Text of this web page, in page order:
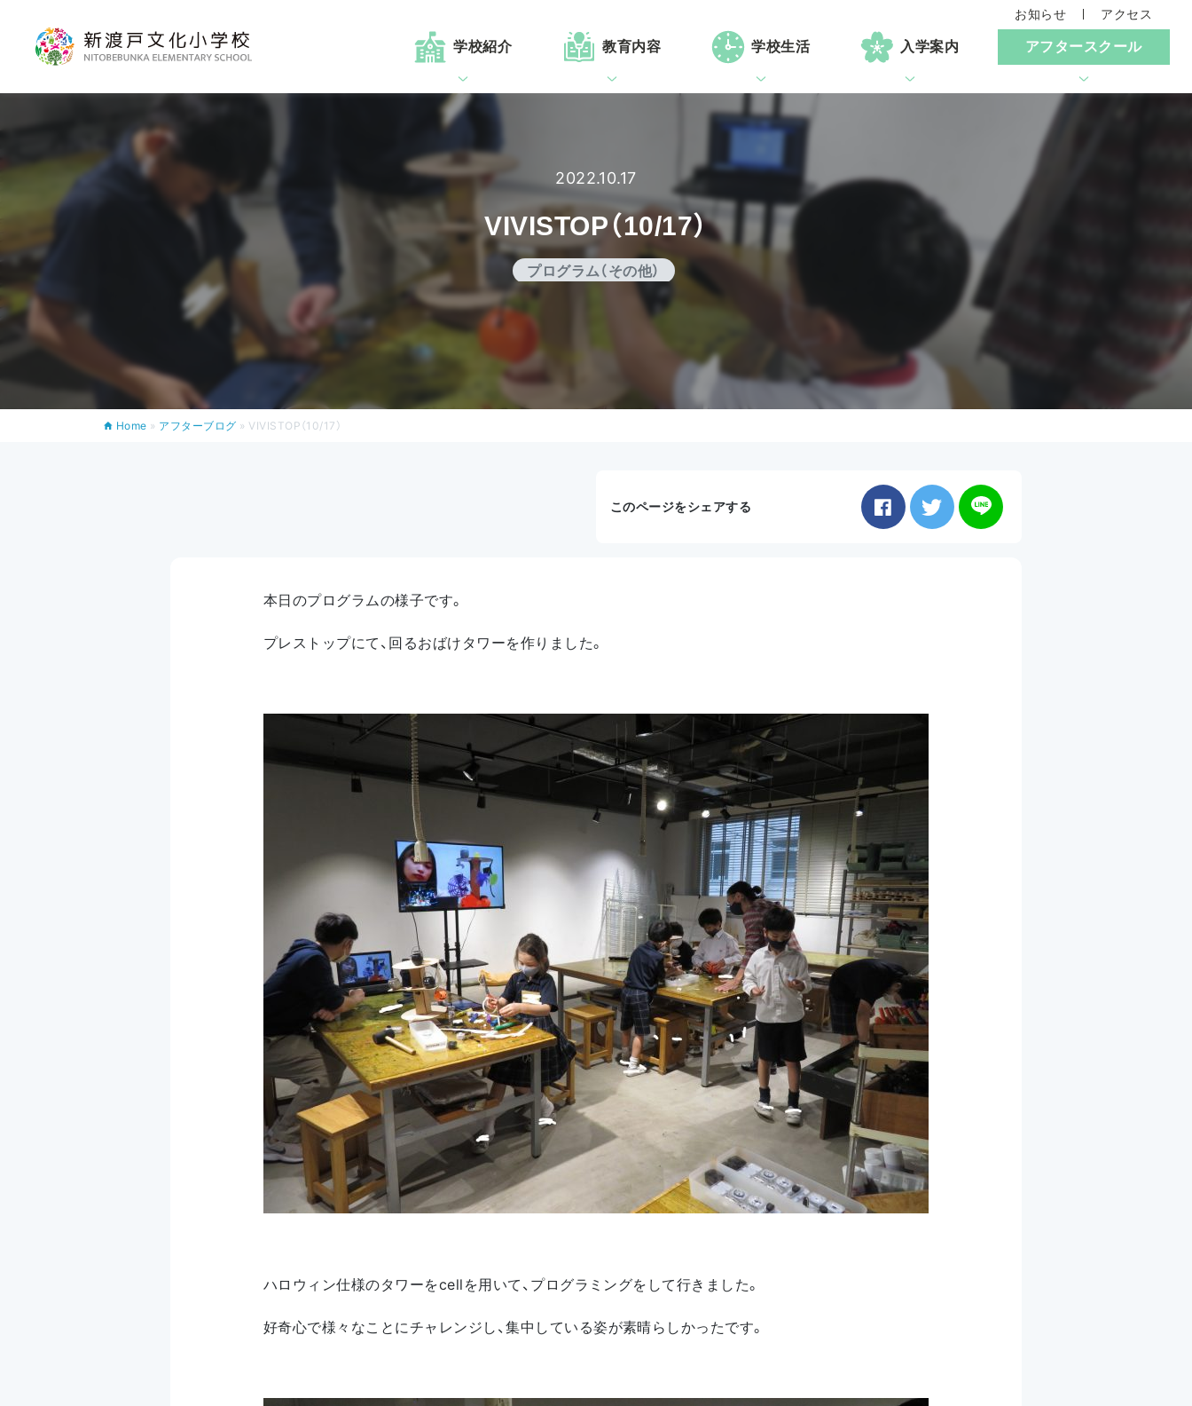
学校紹介 教育内容 学校生活 入学案内 アフタースクール
お知らせ アクセス
2022.10.17
VIVISTOP（10/17）
プログラム（その他）
Home » アフターブログ » VIVISTOP（10/17）
このページをシェアする
本日のプログラムの様子です。
プレストップにて、回るおばけタワーを作りました。
ハロウィン仕様のタワーをcellを用いて、プログラミングをして行きました。
好奇心で様々なことにチャレンジし、集中している姿が素晴らしかったです。